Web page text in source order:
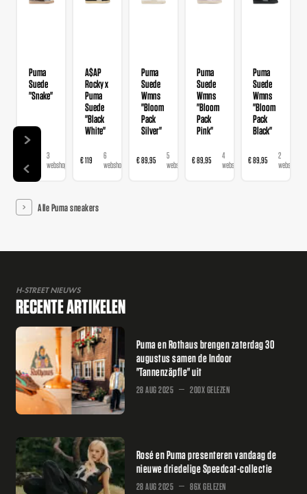
Puma
Suede
"Snake"
3
webshops
A$AP
Rocky x
Puma
Suede
"Black
White"
€ 119
6
webshops
Puma
Suede
Wmns
"Bloom
Pack
Silver"
€ 89,95
5
webshops
Puma
Suede
Wmns
"Bloom
Pack
Pink"
€ 89,95
4
webshops
Puma
Suede
Wmns
"Bloom
Pack
Black"
€ 89,95
2
webshops
Alle Puma sneakers
H-STREET NIEUWS
RECENTE ARTIKELEN
Puma en Rothaus brengen zaterdag 30
augustus samen de Indoor
"Tannenzäpfle" uit
28 AUG 2025 200X GELEZEN
Rosé en Puma presenteren vandaag de
nieuwe driedelige Speedcat-collectie
28 AUG 2025 86X GELEZEN